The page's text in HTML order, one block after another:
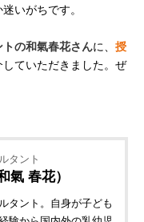
いがちです。
の和氣春花さんに、 授
していただきました。ぜ
タント
氣 春花）
タント。自身が子ども